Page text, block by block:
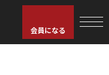
会員になる